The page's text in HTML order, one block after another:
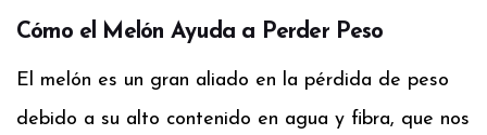
Cómo el Melón Ayuda a Perder Peso
El melón es un gran aliado en la pérdida de peso
debido a su alto contenido en agua y fibra, que nos